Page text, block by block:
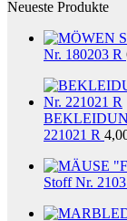
Neueste Produkte
Nr. 180203 R
221021 R
Stoff Nr.